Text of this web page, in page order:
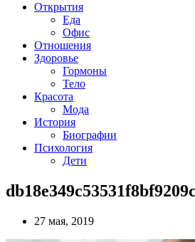
Открытия
Еда
Офис
Отношения
Здоровье
Гормоны
Тело
Красота
Мода
История
Биографии
Психология
Дети
27 мая, 2019